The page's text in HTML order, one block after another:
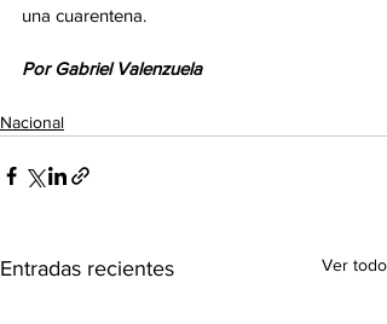
una cuarentena.
Por Gabriel Valenzuela
Nacional
Entradas recientes Ver todo